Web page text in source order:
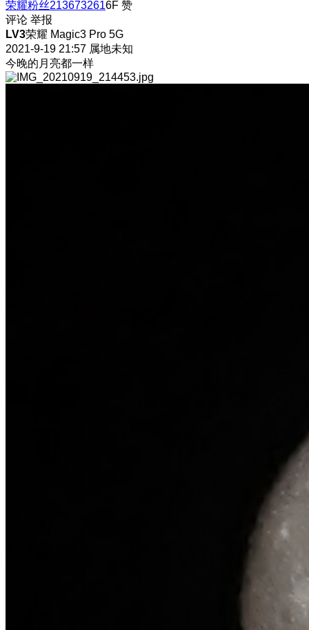
荣耀粉丝2136732616F 赞
评论 举报
LV3荣耀 Magic3 Pro 5G
2021-9-19 21:57 属地未知
今晚的月亮都一样